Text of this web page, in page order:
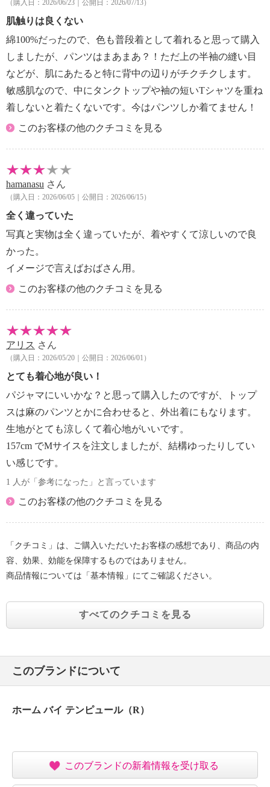
【詳細】
・ボトムウエスト：総ゴム
・スリット：約右７ｃｍ、左７ｃｍ
・ポケット：外側（前）２個
【素材】
・表地：綿１００％
【メンテナンス（絵表示ラベル）】
・洗濯機：可
・漂白処理：塩素系・酸素系漂白不可
・タンブル乾燥：不可
・自然乾燥：日陰の吊り干し
・アイロン仕上げ：可（中温）
・ドライクリーニング：不可
【個体差あり】
【原産国（地）】
・中国製
（購入日：2026/06/23｜公開日：2026/07/13）
肌触りは良くない
綿100%だったので、色も普段着として着れると思って購入
しましたが、パンツはまあまあ？！ただ上の半袖の縫い目
などが、肌にあたると特に背中の辺りがチクチクします。
敏感肌なので、中にタンクトップや袖の短いTシャツを重ね
着しないと着たくないです。今はパンツしか着てません！
このお客様の他のクチコミを見る
hamanasu さん
（購入日：2026/06/05｜公開日：2026/06/15）
全く違っていた
写真と実物は全く違っていたが、着やすくて涼しいので良
かった。
イメージで言えばおばさん用。
このお客様の他のクチコミを見る
アリス さん
（購入日：2026/05/20｜公開日：2026/06/01）
とても着心地が良い！
パジャマにいいかな？と思って購入したのですが、トップ
スは麻のパンツとかに合わせると、外出着にもなります。
生地がとても涼しくて着心地がいいです。
157cm でMサイスを注文しましたが、結構ゆったりしてい
い感じです。
1 人が「参考になった」と言っています
このお客様の他のクチコミを見る
「クチコミ」は、ご購入いただいたお客様の感想であり、商品の内
容、効果、効能を保障するものではありません。
商品情報については「基本情報」にてご確認ください。
すべてのクチコミを見る
このブランドについて
ホーム バイ テンピュール（R）
このブランドの新着情報を受け取る